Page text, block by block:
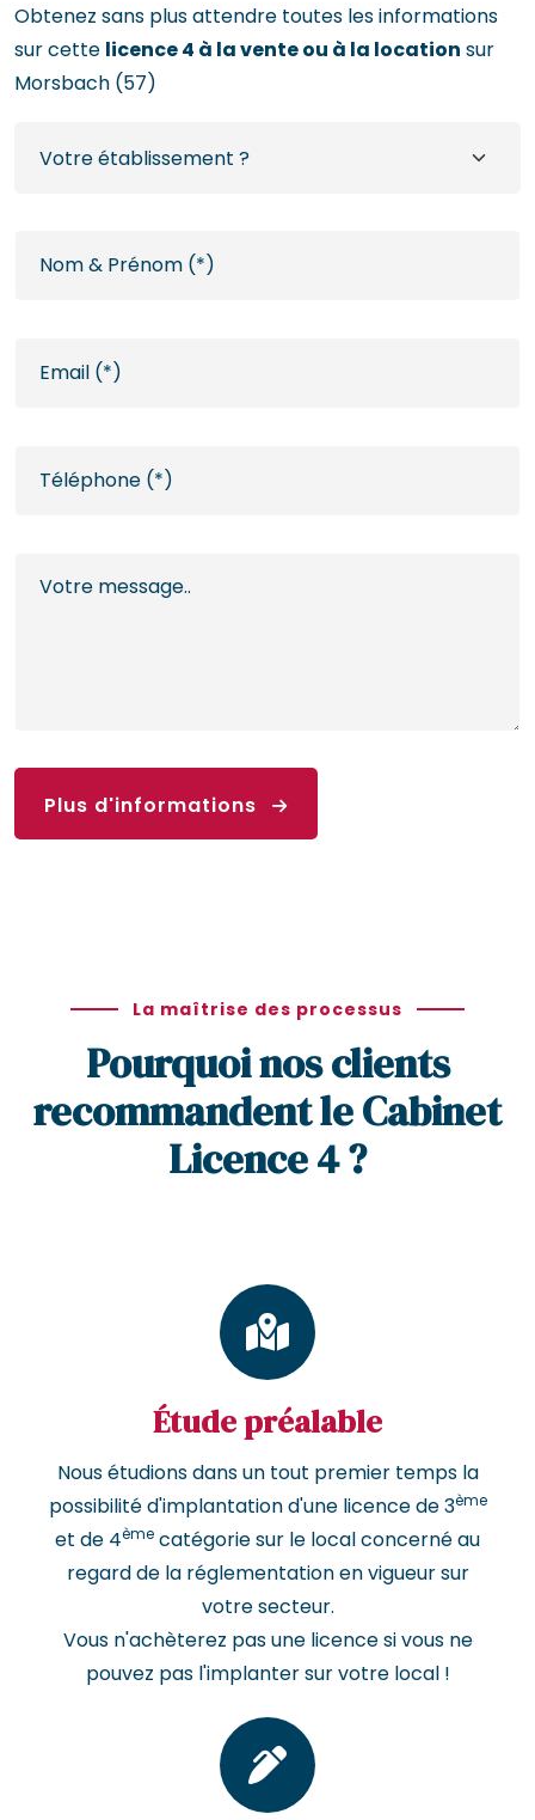
Obtenez sans plus attendre toutes les informations
sur cette licence 4 à la vente ou à la location sur
Morsbach (57)
Plus d'informations
La maîtrise des processus
Pourquoi nos clients
recommandent le Cabinet
Licence 4 ?
Étude préalable
Nous étudions dans un tout premier temps la
possibilité d'implantation d'une licence de 3ème
et de 4ème catégorie sur le local concerné au
regard de la réglementation en vigueur sur
votre secteur.
Vous n'achèterez pas une licence si vous ne
pouvez pas l'implanter sur votre local !